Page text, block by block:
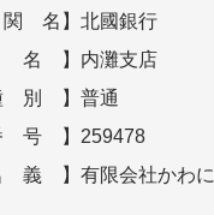
名】北國銀行
】内灘支店
別 】普通
号 】259478
】有限会社かわに